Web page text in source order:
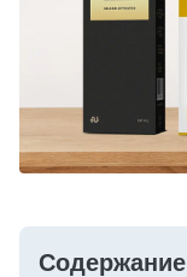
Содержание